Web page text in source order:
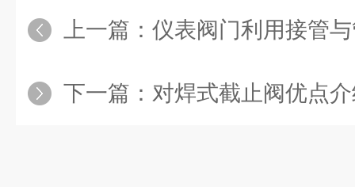
上一篇： 仪表阀门利用接管与
下一篇： 对焊式截止阀优点